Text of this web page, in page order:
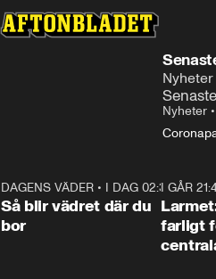
Nyheter
Nyheter •
1:06
DAGENS VÄDER • I DAG 02:30
Så blir vädret där du
bor
I GÅR
farligt